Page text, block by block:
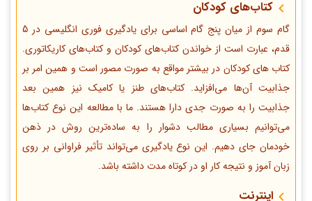
کتاب‌های کودکان
گام سوم از میان پنج گام اساسی برای یادگیری فوری انگلیسی در 5
قدم، عبارت است از خواندن کتاب‌های کودکان و کتاب‌های کاریکاتوری.
کتاب های کودکان در بیشتر مواقع به صورت مصور است و همین امر بر
جذابیت آن‌ها می‌افزاید. کتاب‌های طنز یا کامیک نیز همین بعد
جذابیت را به صورت جدی دارا هستند. ما با مطالعه این نوع کتاب‌ها
می‌توانیم بسیاری مطالب دشوار را به ساده‌ترین روش در ذهن
خودمان جای دهیم. این نوع یادگیری می‌تواند تأثیر فراوانی بر روی
زبان آموز و نتیجه کار او در کوتاه مدت داشته باشد.
اینترنت